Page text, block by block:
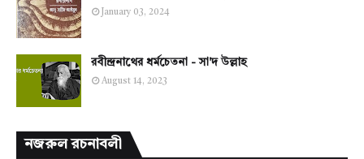
January 03, 2024
রবীন্দ্রনাথের ধর্মচেতনা - সা'দ উল্লাহ
August 14, 2023
নজরুল রচনাবলী